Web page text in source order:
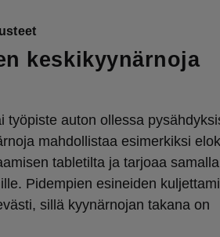
keskikyynärnoja
työpiste auton ollessa
mahdollistaa esimerkiksi
tabletilta ja tarjoaa samalla
Pidempien esineiden
sillä kyynärnojan takana on